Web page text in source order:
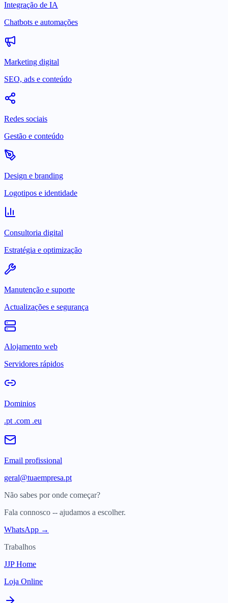
Integração de IA
Chatbots e automações
Marketing digital
SEO, ads e conteúdo
Redes sociais
Gestão e conteúdo
Design e branding
Logotipos e identidade
Consultoria digital
Estratégia e optimização
Manutenção e suporte
Actualizações e segurança
Alojamento web
Servidores rápidos
Dominios
.pt .com .eu
Email profissional
geral@tuaempresa.pt
Não sabes por onde começar?
Fala connosco -- ajudamos a escolher.
WhatsApp →
Trabalhos
JJP Home
Loja Online